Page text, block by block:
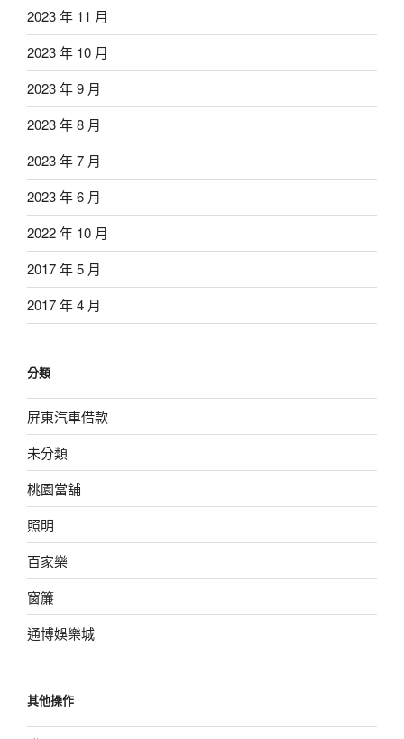
2023 年 11 月
2023 年 10 月
2023 年 9 月
2023 年 8 月
2023 年 7 月
2023 年 6 月
2022 年 10 月
2017 年 5 月
2017 年 4 月
分類
屏東汽車借款
未分類
桃園當舖
照明
百家樂
窗簾
通博娛樂城
其他操作